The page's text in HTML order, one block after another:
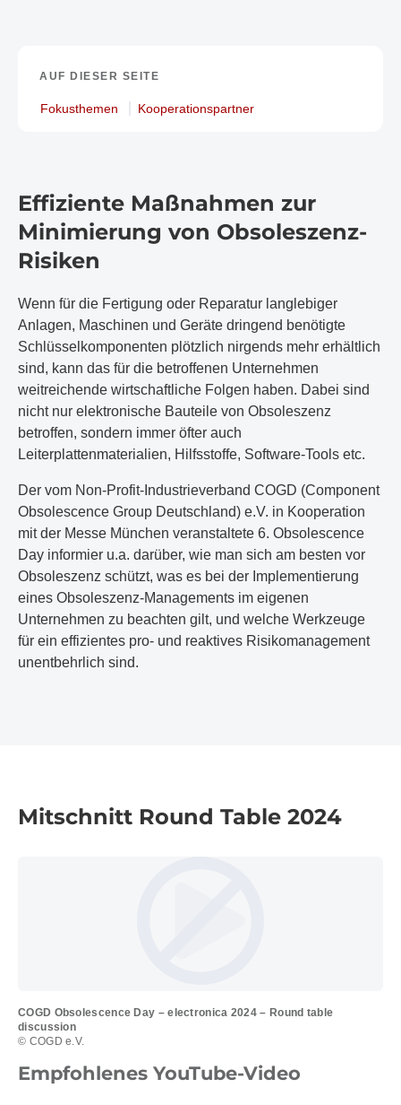
AUF DIESER SEITE
Fokusthemen Kooperationspartner
Effiziente Maßnahmen zur
Minimierung von Obsoleszenz-
Risiken
Wenn für die Fertigung oder Reparatur langlebiger
Anlagen, Maschinen und Geräte dringend benötigte
Schlüsselkomponenten plötzlich nirgends mehr erhältlich
sind, kann das für die betroffenen Unternehmen
weitreichende wirtschaftliche Folgen haben. Dabei sind
nicht nur elektronische Bauteile von Obsoleszenz
betroffen, sondern immer öfter auch
Leiterplattenmaterialien, Hilfsstoffe, Software-Tools etc.
Der vom Non-Profit-Industrieverband COGD (Component
Obsolescence Group Deutschland) e.V. in Kooperation
mit der Messe München veranstaltete 6. Obsolescence
Day informier u.a. darüber, wie man sich am besten vor
Obsoleszenz schützt, was es bei der Implementierung
eines Obsoleszenz-Managements im eigenen
Unternehmen zu beachten gilt, und welche Werkzeuge
für ein effizientes pro- und reaktives Risikomanagement
unentbehrlich sind.
Mitschnitt Round Table 2024
COGD Obsolescence Day – electronica 2024 – Round table
discussion
© COGD e.V.
Empfohlenes YouTube-Video